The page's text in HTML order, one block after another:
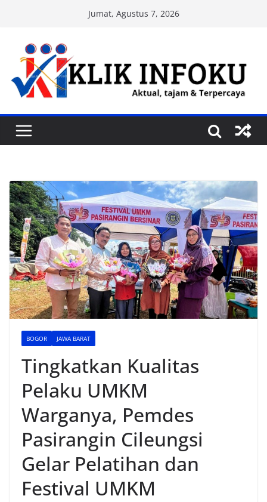
content
Jumat, Agustus 7, 2026
BOGOR JAWA BARAT
Tingkatkan Kualitas
Pelaku UMKM
Warganya, Pemdes
Pasirangin Cileungsi
Gelar Pelatihan dan
Festival UMKM